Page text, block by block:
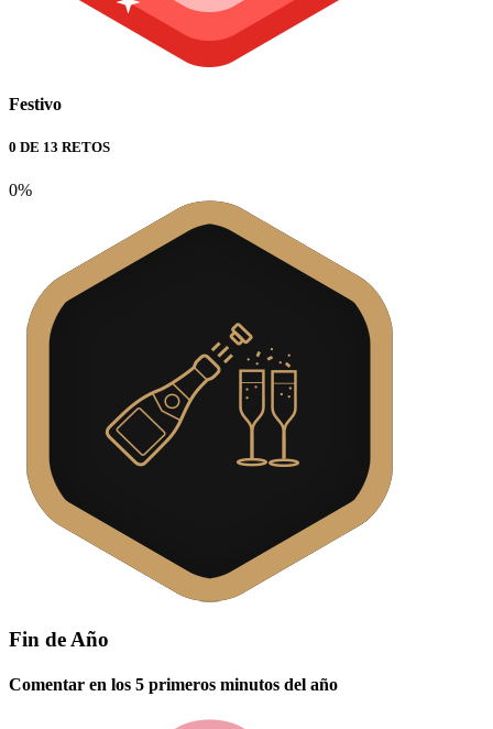
Festivo
0 DE 13 RETOS
0%
Fin de Año
Comentar en los 5 primeros minutos del año